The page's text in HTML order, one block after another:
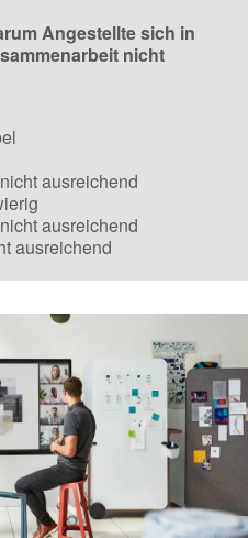
Angestellte sich in
nicht
ausreichend
ausreichend
ausreichend